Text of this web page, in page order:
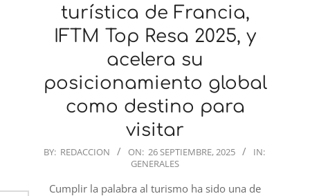
turística de Francia,
IFTM Top Resa 2025, y
acelera su
posicionamiento global
como destino para
visitar
2025-
26
BY: REDACCION ON: 26 SEPTIEMBRE, 2025
IN:
GENERALES
Cumplir la palabra al turismo ha sido una de